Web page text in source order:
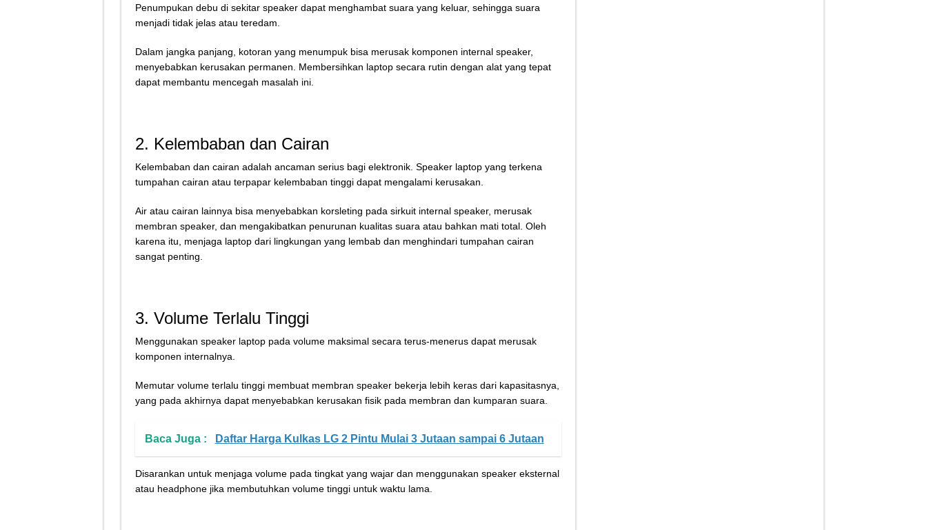
Penumpukan debu di sekitar speaker dapat menghambat suara yang keluar, sehingga suara
menjadi tidak jelas atau teredam.
Dalam jangka panjang, kotoran yang menumpuk bisa merusak komponen internal speaker,
menyebabkan kerusakan permanen. Membersihkan laptop secara rutin dengan alat yang tepat
dapat membantu mencegah masalah ini.
2. Kelembaban dan Cairan
Kelembaban dan cairan adalah ancaman serius bagi elektronik. Speaker laptop yang terkena
tumpahan cairan atau terpapar kelembaban tinggi dapat mengalami kerusakan.
Air atau cairan lainnya bisa menyebabkan korsleting pada sirkuit internal speaker, merusak
membran speaker, dan mengakibatkan penurunan kualitas suara atau bahkan mati total. Oleh
karena itu, menjaga laptop dari lingkungan yang lembab dan menghindari tumpahan cairan
sangat penting.
3. Volume Terlalu Tinggi
Menggunakan speaker laptop pada volume maksimal secara terus-menerus dapat merusak
komponen internalnya.
Memutar volume terlalu tinggi membuat membran speaker bekerja lebih keras dari kapasitasnya,
yang pada akhirnya dapat menyebabkan kerusakan fisik pada membran dan kumparan suara.
Baca Juga : Daftar Harga Kulkas LG 2 Pintu Mulai 3 Jutaan sampai 6 Jutaan
Disarankan untuk menjaga volume pada tingkat yang wajar dan menggunakan speaker eksternal
atau headphone jika membutuhkan volume tinggi untuk waktu lama.